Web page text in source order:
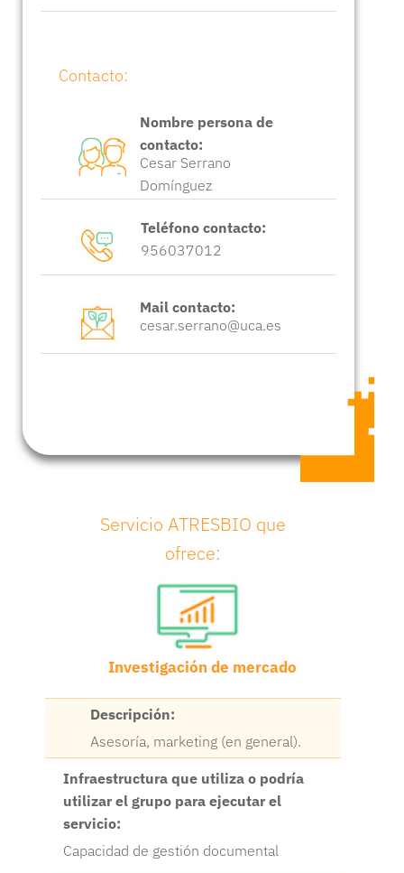
Servicio ATRESBIO que
ofrece:
Investigación de mercado
Descripción:
Asesoría, marketing (en general).
Infraestructura que utiliza o podría
utilizar el grupo para ejecutar el
servicio:
Capacidad de gestión documental
Contacto:
Nombre persona de
contacto:
Cesar Serrano
Domínguez
Teléfono contacto:
956037012
Mail contacto:
cesar.serrano@uca.es